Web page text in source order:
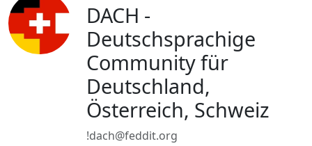
DACH -
Deutschsprachige
Community für
Deutschland,
Österreich, Schweiz
!dach@feddit.org